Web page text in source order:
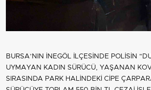
BURSA’NIN İNEGÖL İLÇESİNDE POLİSİN
UYMAYAN KADIN SÜRÜCÜ, YAŞANAN
SIRASINDA PARK HALİNDEKİ CİPE